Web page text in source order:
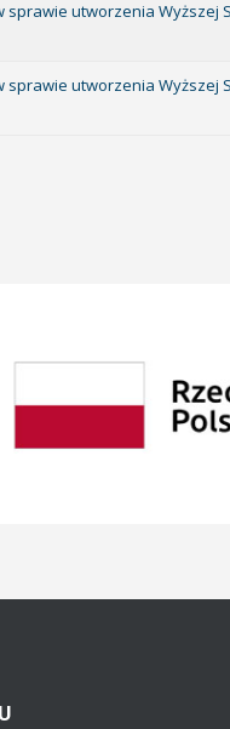
utworzenia Wyższej
utworzenia Wyższej